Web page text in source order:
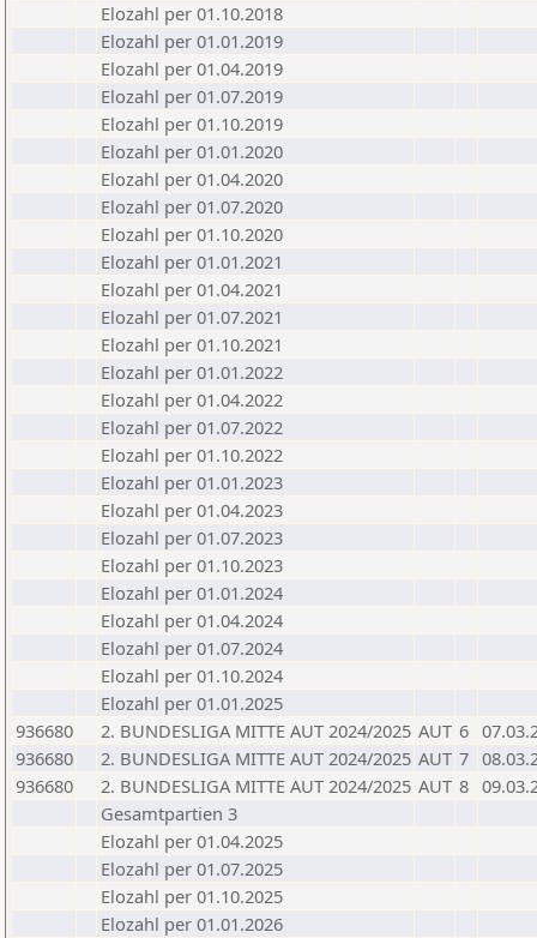
Elozahl per 01.10.2018
Elozahl per 01.01.2019
Elozahl per 01.04.2019
Elozahl per 01.07.2019
Elozahl per 01.10.2019
Elozahl per 01.01.2020
Elozahl per 01.04.2020
Elozahl per 01.07.2020
Elozahl per 01.10.2020
Elozahl per 01.01.2021
Elozahl per 01.04.2021
Elozahl per 01.07.2021
Elozahl per 01.10.2021
Elozahl per 01.01.2022
Elozahl per 01.04.2022
Elozahl per 01.07.2022
Elozahl per 01.10.2022
Elozahl per 01.01.2023
Elozahl per 01.04.2023
Elozahl per 01.07.2023
Elozahl per 01.10.2023
Elozahl per 01.01.2024
Elozahl per 01.04.2024
Elozahl per 01.07.2024
Elozahl per 01.10.2024
Elozahl per 01.01.2025
936680
2. BUNDESLIGA MITTE AUT 2024/2025 AUT 6
936680
2. BUNDESLIGA MITTE AUT 2024/2025 AUT 7
936680
2. BUNDESLIGA MITTE AUT 2024/2025 AUT 8
Gesamtpartien 3
Elozahl per 01.04.2025
Elozahl per 01.07.2025
Elozahl per 01.10.2025
Elozahl per 01.01.2026